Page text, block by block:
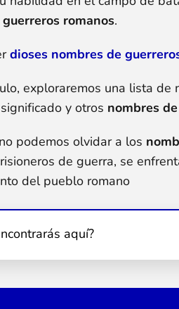
romanos.
dioses nombres de
exploraremos una lista
y otros nombres
podemos olvidar a los
de guerra, se
del pueblo romano
aquí?